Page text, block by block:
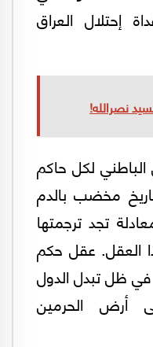
إحتلال العراق
نصرالله!
الباطني لكل حاكم
مخضب بالدم
تجد ترجمتها
العقل. عقل حكم
ظل تبدل الدول
أرض الحرمين